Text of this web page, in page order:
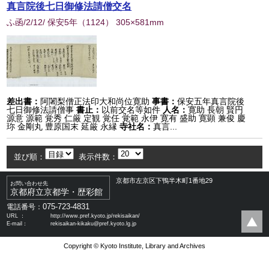
真言院後七日御修法請僧交名
ふ函/2/12/ 保安5年 （1124） 305×581mm
差出書： 阿闍梨僧正法印大和尚位寛助 事書：保安五年真言院後
七日御修法請僧事 書止： 以前交名等如件 人名：寛助 長朝 賢円
源意 源範 覚秀 仁厳 定観 覚任 覚範 永伊 寛有 盛助 寛顕 兼俊 慶
珎 金剛丸 豊原国末 延厳 永縁 寺社名：真言...
並び順： 表示件数：
お問い合わせ先
京都府立京都学・歴彩館
京都市左京区下鴨半木町1番地29
電話番号：075-723-4831
URL ：
http://www.pref.kyoto.jp/rekisaikan/
E-mail：
rekisaikan-kikaku@pref.kyoto.lg.jp
Copyright © Kyoto Institute, Library and Archives